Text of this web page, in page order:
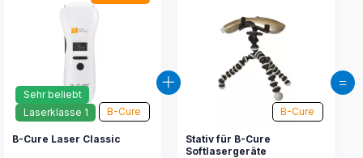
Sehr beliebt
Laserklasse 1
B-Cure
B-Cure Laser Classic
B-Cure
Stativ für B-Cure
Softlasergeräte